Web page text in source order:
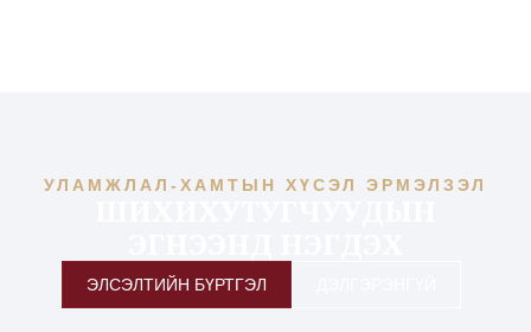
УЛАМЖЛАЛ-ХАМТЫН ХҮСЭЛ ЭРМЭЛЗЭЛ
ЭЛСЭЛТИЙН БҮРТГЭЛ